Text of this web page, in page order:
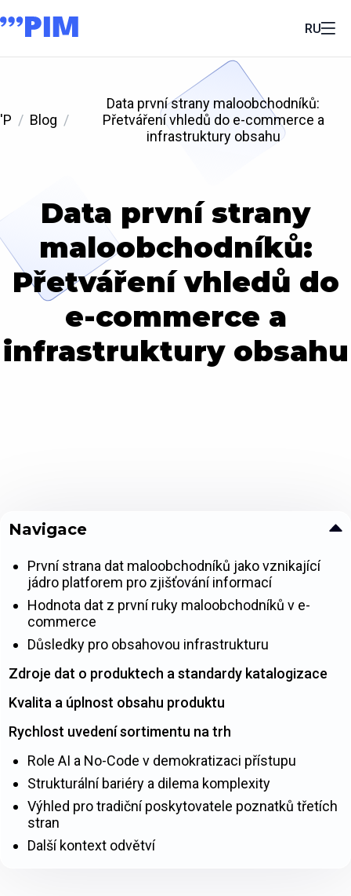
RU
'P Blog
Data první strany maloobchodníků:
Přetváření vhledů do e-commerce a
infrastruktury obsahu
Data první strany
maloobchodníků:
Přetváření vhledů do
e-commerce a
infrastruktury obsahu
Navigace
První strana dat maloobchodníků jako vznikající
jádro platforem pro zjišťování informací
Hodnota dat z první ruky maloobchodníků v e-
commerce
Důsledky pro obsahovou infrastrukturu
Zdroje dat o produktech a standardy katalogizace
Kvalita a úplnost obsahu produktu
Rychlost uvedení sortimentu na trh
Role AI a No-Code v demokratizaci přístupu
Strukturální bariéry a dilema komplexity
Výhled pro tradiční poskytovatele poznatků třetích
stran
Další kontext odvětví